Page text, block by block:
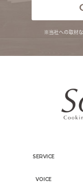
※当社への取材な
SERVICE
VOICE